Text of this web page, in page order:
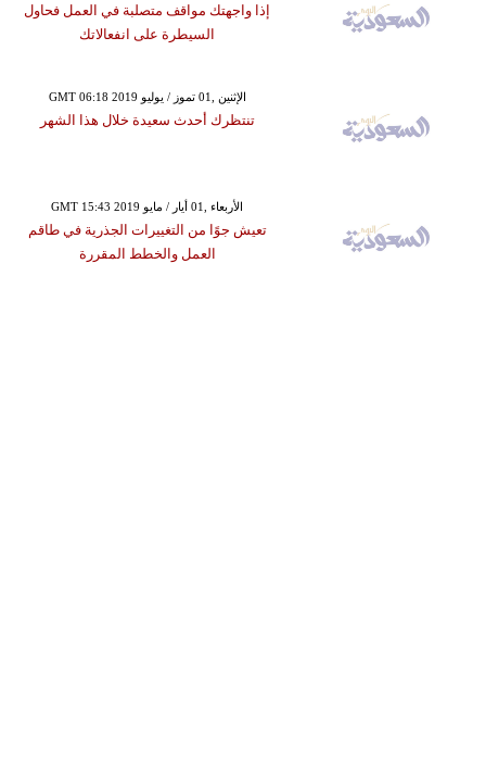
إذا واجهتك مواقف متصلبة في العمل فحاول
السيطرة على انفعالاتك
GMT 06:18 2019 الإثنين ,01 تموز / يوليو
تنتظرك أحدث سعيدة خلال هذا الشهر
GMT 15:43 2019 الأربعاء ,01 أيار / مايو
تعيش جوًا من التغييرات الجذرية في طاقم
العمل والخطط المقررة